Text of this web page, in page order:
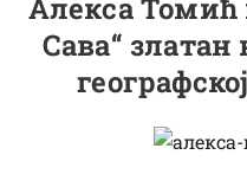
Алекса Томић
Сава“